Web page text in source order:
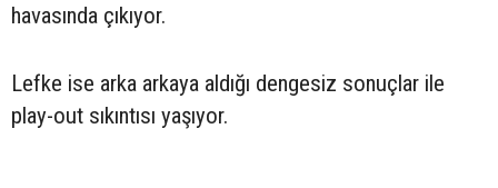
havasında çıkıyor.
Lefke ise arka arkaya aldığı dengesiz sonuçlar ile
play-out sıkıntısı yaşıyor.